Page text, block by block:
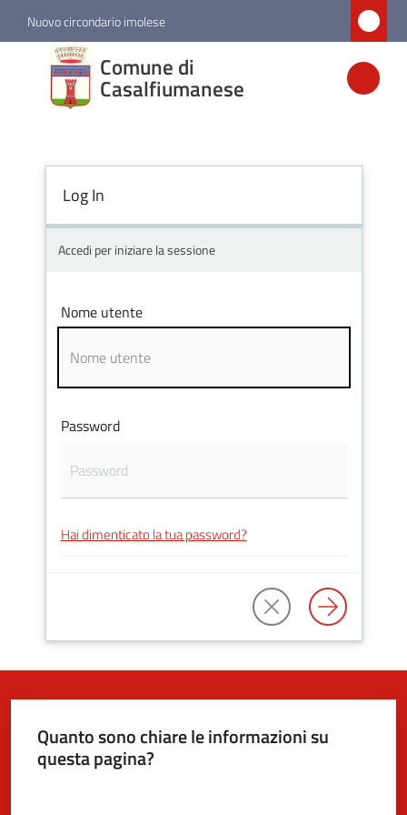
Vai al contenuto
Vai alla navigazione
Vai al footer
Nuovo circondario imolese
Comune di
Casalfiumanese
Comune di
Casalfiumanese
Amministrazione
Novità
Vivere
Casalfiumanese
5x1000
argomenti
Log In
Accedi per iniziare la sessione
Nome utente
Password
Hai dimenticato la tua password?
Quanto sono chiare le informazioni su
questa pagina?